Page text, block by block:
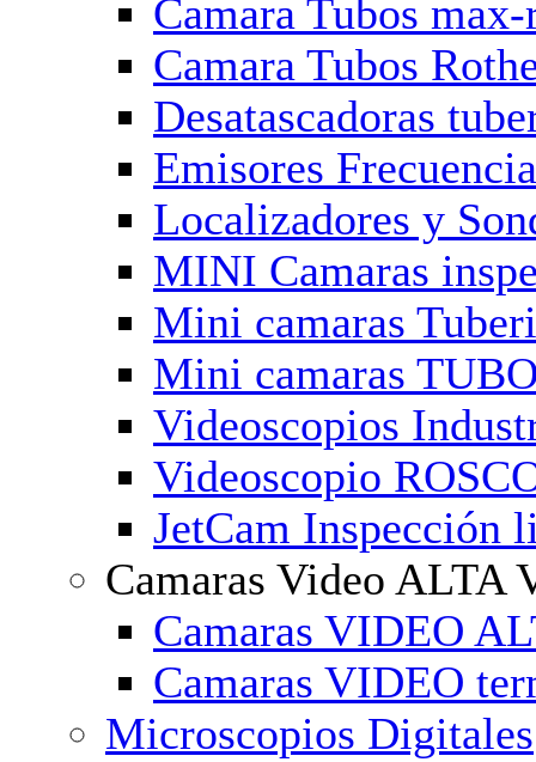
Camara Tubos
Camara Tubos
Desatascadoras
Emisores
Localizadores y
MINI Camaras
Mini camaras
Mini camaras
Videoscopios
Videoscopio
JetCam Inspección
Camaras Video ALTA
Camaras VIDEO
Camaras VIDEO
Microscopios Digitales